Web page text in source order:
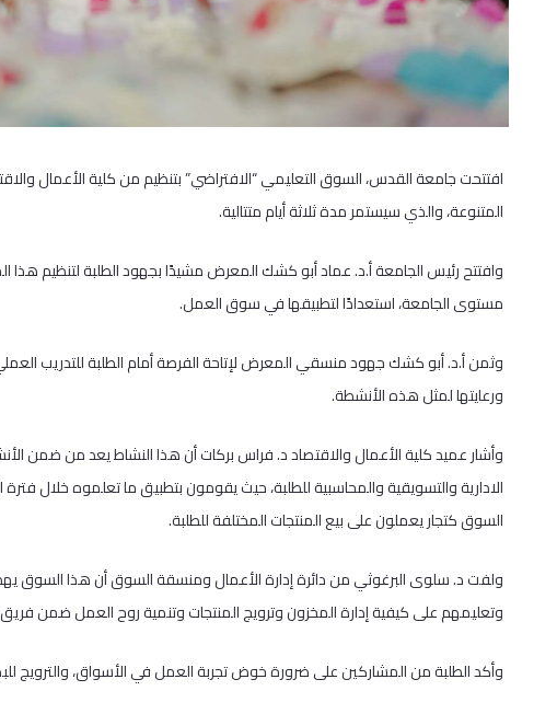
افتتحت جامعة القدس، السوق التعليمي “الافتراضي” بتنظيم من كلية الأعمال
المتنوعة، والذي سيستمر مدة ثلاثة أيام متتالية.
وافتتح رئيس الجامعة أ.د. عماد أبو كشك المعرض مشيدًا بجهود الطلبة لتنظيم هذا
مستوى الجامعة، استعدادًا لتطبيقها في سوق العمل.
وثمن أ.د. أبو كشك جهود منسقي المعرض لإتاحة الفرصة أمام الطلبة للتدريب
ورعايتها لمثل هذه الأنشطة.
وأشار عميد كلية الأعمال والاقتصاد د. فراس بركات أن هذا النشاط يعد من ضمن
الادارية والتسويقية والمحاسبية للطلبة، حيث يقومون بتطبيق ما تعلموه خلال
السوق كتجار يعملون على بيع المنتجات المختلفة للطلبة.
ولفت د. سلوى البرغوثي من دائرة إدارة الأعمال ومنسقة السوق أن هذا السوق
وتعليمهم على كيفية إدارة المخزون وترويج المنتجات وتنمية روح العمل ضمن
وأكد الطلبة من المشاركين على ضرورة خوض تجربة العمل في الأسواق، والترويج